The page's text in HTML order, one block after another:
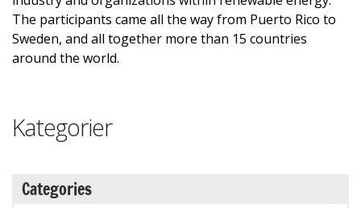
The participants came all the way from Puerto Rico to
Sweden, and all together more than 15 countries
around the world.
Kategorier
Categories